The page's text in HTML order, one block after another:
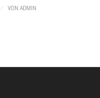
/ VON ADMIN